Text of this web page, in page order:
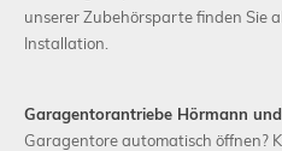
unserer Zubehörsparte finden Sie
Installation.
Garagentorantriebe Hörmann
Garagentore automatisch öffnen?